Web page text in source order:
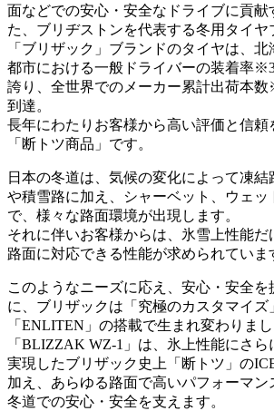
面などでの安心・安全なドライブに貢献
た、ブリヂストンを代表する冬用タイヤ
「ブリザック」ブランドのタイヤは、
都市における一般ドライバーの装着率
誇り、全世界でのメーカー累計出荷本
到達。
長年にわたりお客様から高い評価と信頼
「断トツ商品」です。
日本の冬道は、気候の変化によって凍結
や積雪路に加え、シャーベット、ウェッ
で、様々な路面環境が出現します。
それに伴いお客様からは、氷雪上性能だ
路面に対応できる性能が求められていま
このようなニーズに応え、安心・安全を
に、ブリザックは「究極のカスタマイ
「ENLITEN」の搭載で生まれ変わりまし
「BLIZZAK WZ-1」は、氷上性能にさ
実現したブリザック史上「断トツ」の
加え、あらゆる路面で高いパフォーマ
冬道での安心・安全を支えます。